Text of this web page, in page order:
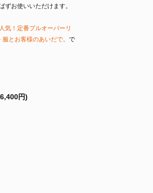
ずお使いいただけます。
！定番プルオーバーリ
とお客様のあいだで。 で
円)